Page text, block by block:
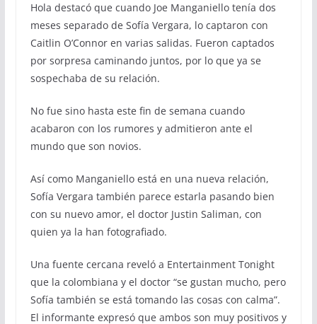
Hola destacó que cuando Joe Manganiello tenía dos
meses separado de Sofía Vergara, lo captaron con
Caitlin O’Connor en varias salidas. Fueron captados
por sorpresa caminando juntos, por lo que ya se
sospechaba de su relación.
No fue sino hasta este fin de semana cuando
acabaron con los rumores y admitieron ante el
mundo que son novios.
Así como Manganiello está en una nueva relación,
Sofía Vergara también parece estarla pasando bien
con su nuevo amor, el doctor Justin Saliman, con
quien ya la han fotografiado.
Una fuente cercana reveló a Entertainment Tonight
que la colombiana y el doctor “se gustan mucho, pero
Sofía también se está tomando las cosas con calma”.
El informante expresó que ambos son muy positivos y